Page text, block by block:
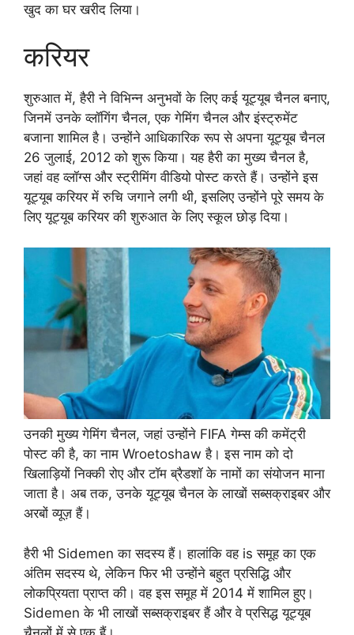
खुद का घर खरीद लिया।
करियर
शुरुआत में, हैरी ने विभिन्न अनुभवों के लिए कई यूट्यूब चैनल बनाए,
जिनमें उनके व्लॉगिंग चैनल, एक गेमिंग चैनल और इंस्ट्रुमेंट
बजाना शामिल है। उन्होंने आधिकारिक रूप से अपना यूट्यूब चैनल
26 जुलाई, 2012 को शुरू किया। यह हैरी का मुख्य चैनल है,
जहां वह व्लॉग्स और स्ट्रीमिंग वीडियो पोस्ट करते हैं। उन्होंने इस
यूट्यूब करियर में रुचि जगाने लगी थी, इसलिए उन्होंने पूरे समय के
लिए यूट्यूब करियर की शुरुआत के लिए स्कूल छोड़ दिया।
उनकी मुख्य गेमिंग चैनल, जहां उन्होंने FIFA गेम्स की कमेंट्री
पोस्ट की है, का नाम Wroetoshaw है। इस नाम को दो
खिलाड़ियों निक्की रोए और टॉम ब्रैडशॉ के नामों का संयोजन माना
जाता है। अब तक, उनके यूट्यूब चैनल के लाखों सब्सक्राइबर और
अरबों व्यूज़ हैं।
हैरी भी Sidemen का सदस्य हैं। हालांकि वह is समूह का एक
अंतिम सदस्य थे, लेकिन फिर भी उन्होंने बहुत प्रसिद्धि और
लोकप्रियता प्राप्त की। वह इस समूह में 2014 में शामिल हुए।
Sidemen के भी लाखों सब्सक्राइबर हैं और वे प्रसिद्ध यूट्यूब